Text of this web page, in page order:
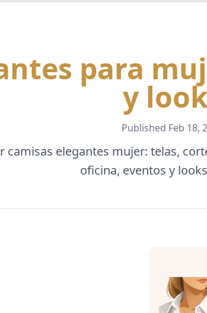
para
y
Published Feb 18,
camisas elegantes mujer: telas,
oficina, eventos y